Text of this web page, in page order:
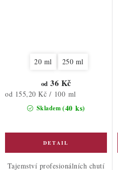
20 ml 250 ml
Skladem(40 ks)
od 36 Kč
Měrná
od 155,20 Kč / 100 ml
Tajemství profesionálních chutí